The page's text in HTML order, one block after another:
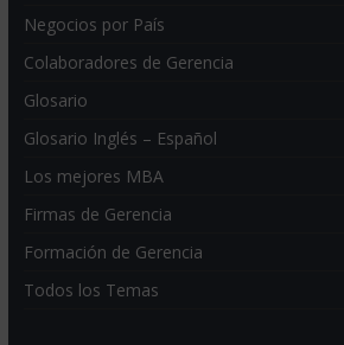
Negocios por País
Colaboradores de Gerencia
Glosario
Glosario Inglés – Español
Los mejores MBA
Firmas de Gerencia
Formación de Gerencia
Todos los Temas